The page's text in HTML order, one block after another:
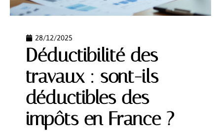
28/12/2025
Déductibilité des
travaux : sont-ils
déductibles des
impôts en France ?